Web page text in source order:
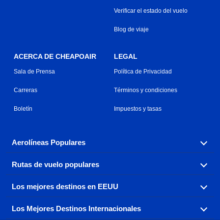
Verificar el estado del vuelo
Blog de viaje
ACERCA DE CHEAPOAIR
Sala de Prensa
Carreras
Boletín
LEGAL
Política de Privacidad
Términos y condiciones
Impuestos y tasas
Aerolíneas Populares
Explora nuestras opciones de tarifas aéreas baratas por
aerolínea, con más de 500 opciones para elegir.
Aeromexico
Air France Alaska Airlines
Rutas de vuelo populares
Reserva una de nuestras rutas de vuelo más populares
con tres sencillos clics.
Los mejores destinos en EEUU
Encuentra boletos de avión baratos a destinos
Los Mejores Destinos Internacionales